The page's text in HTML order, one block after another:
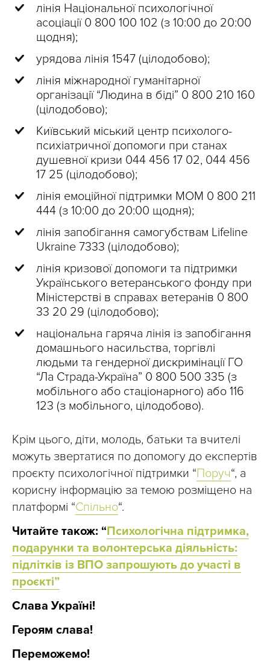
лінія Національної психологічної
асоціації 0 800 100 102 (з 10:00 до 20:00
щодня);
урядова лінія 1547 (цілодобово);
лінія міжнародної гуманітарної
організації “Людина в біді” 0 800 210 160
(цілодобово);
Київський міський центр психолого-
психіатричної допомоги при станах
душевної кризи 044 456 17 02, 044 456
17 25 (цілодобово);
лінія емоційної підтримки МОМ 0 800 211
444 (з 10:00 до 20:00 щодня);
лінія запобігання самогубствам Lifeline
Ukraine 7333 (цілодобово);
лінія кризової допомоги та підтримки
Українського ветеранського фонду при
Міністерстві в справах ветеранів 0 800
33 20 29 (цілодобово);
національна гаряча лінія із запобігання
домашнього насильства, торгівлі
людьми та гендерної дискримінації ГО
“Ла Страда-Україна” 0 800 500 335 (з
мобільного або стаціонарного) або 116
123 (з мобільного, цілодобово).
Крім цього, діти, молодь, батьки та вчителі
можуть звертатися по допомогу до експертів
проєкту психологічної підтримки “Поруч“, а
корисну інформацію за темою розміщено на
платформі “Спільно“.
Читайте також: “Психологічна підтримка,
подарунки та волонтерська діяльність:
підлітків із ВПО запрошують до участі в
проєкті”
Слава Україні!
Героям слава!
Переможемо!